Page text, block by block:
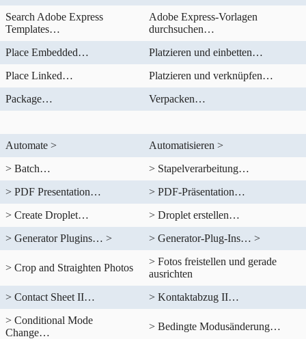
Search Adobe Express
Templates…
Adobe Express-Vorlagen
durchsuchen…
Place Embedded…
Platzieren und einbetten…
Place Linked…
Platzieren und verknüpfen…
Package…
Verpacken…
Automate >
Automatisieren >
> Batch…
> Stapelverarbeitung…
> PDF Presentation…
> PDF-Präsentation…
> Create Droplet…
> Droplet erstellen…
> Generator Plugins… >
> Generator-Plug-Ins… >
> Crop and Straighten Photos
> Fotos freistellen und gerade
ausrichten
> Contact Sheet II…
> Kontaktabzug II…
> Conditional Mode
Change…
> Bedingte Modusänderung…